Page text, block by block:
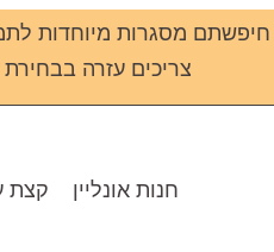
חיפשתם מסגרות מיוחדות
צריכים עזרה בבחירת
חנות אונליין קצת